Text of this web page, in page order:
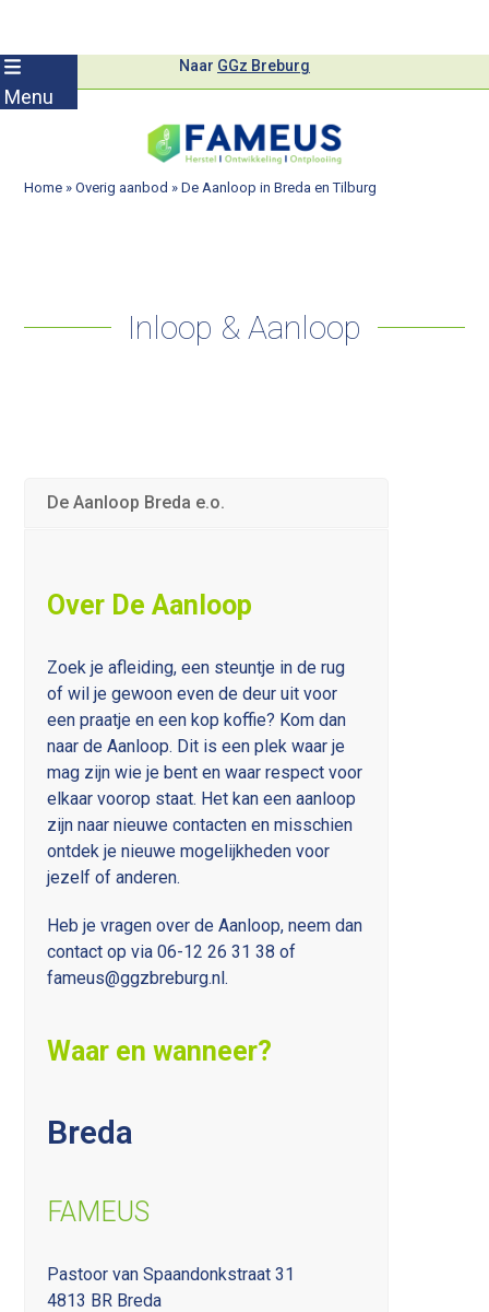
Skip
toMenu
Naar GGz Breburg
Home »Overig aanbod »De Aanloop in Breda en Tilburg
Inloop & Aanloop
De Aanloop Breda e.o.
Over De Aanloop
Zoek je afleiding, een steuntje in de rug
of wil je gewoon even de deur uit voor
een praatje en een kop koffie? Kom dan
naar de Aanloop. Dit is een plek waar je
mag zijn wie je bent en waar respect voor
elkaar voorop staat. Het kan een aanloop
zijn naar nieuwe contacten en misschien
ontdek je nieuwe mogelijkheden voor
jezelf of anderen.
Heb je vragen over de Aanloop, neem dan
contact op via 06-12 26 31 38 of
fameus@ggzbreburg.nl.
Waar en wanneer?
Breda
FAMEUS
Pastoor van Spaandonkstraat 31
4813 BR Breda